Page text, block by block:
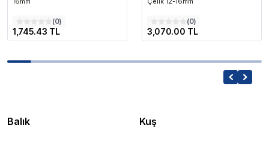
(0)
1,745.43 TL
(0)
3,070.00 TL
Balık Kuş